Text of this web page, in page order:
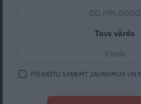
Veiksmīga grūtniecība
Risks un iespējas
DZEMDĪBU TRAUMA
Tavs vārds
PIEKRĪTU SAŅEMT JAUNUMUS UN